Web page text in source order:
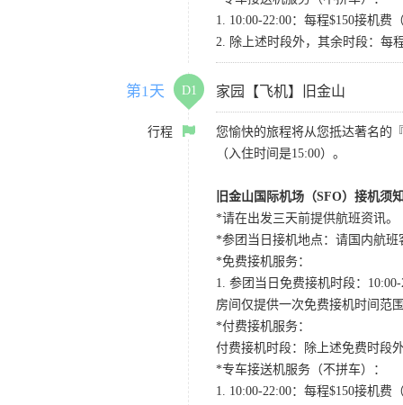
1. 10:00-22:00：每程$150接机
2. 除上述时段外，其余时段：每
第1天 D1 家园【飞机】旧金山
行程
您愉快的旅程将从您抵达著名的
（入住时间是15:00）。
旧金山国际机场（SFO）接机须
*请在出发三天前提供航班资讯。
*参团当日接机地点：请国内航班
*免费接机服务：
1. 参团当日免费接机时段：
房间仅提供一次免费接机时间范
*付费接机服务：
付费接机时段：除上述免费时段
*专车接送机服务（不拼车）：
1. 10:00-22:00：每程$150接机